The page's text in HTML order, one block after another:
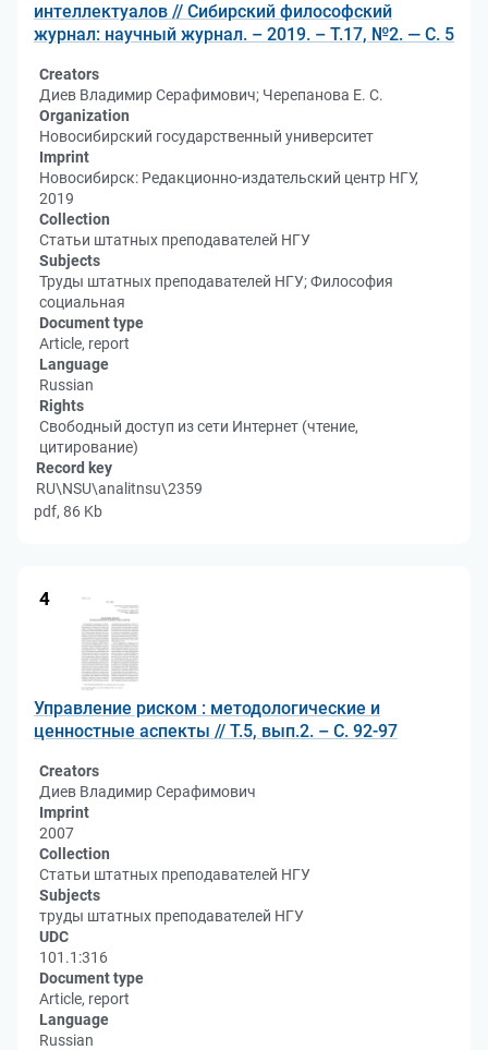
интеллектуалов // Сибирский философский
журнал: научный журнал. – 2019. – Т.17, №2. — С. 5
Creators
Диев Владимир Серафимович; Черепанова Е. С.
Organization
Новосибирский государственный университет
Imprint
Новосибирск: Редакционно-издательский центр НГУ,
2019
Collection
Статьи штатных преподавателей НГУ
Subjects
Труды штатных преподавателей НГУ; Философия
социальная
Document type
Article, report
Language
Russian
Rights
Свободный доступ из сети Интернет (чтение,
цитирование)
Record key
RU\NSU\analitnsu\2359
pdf, 86 Kb
4
Управление риском : методологические и
ценностные аспекты // Т.5, вып.2. – С. 92-97
Creators
Диев Владимир Серафимович
Imprint
2007
Collection
Статьи штатных преподавателей НГУ
Subjects
труды штатных преподавателей НГУ
UDC
101.1:316
Document type
Article, report
Language
Russian